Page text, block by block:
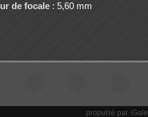
de focale: 5,60 mm
propulsé par